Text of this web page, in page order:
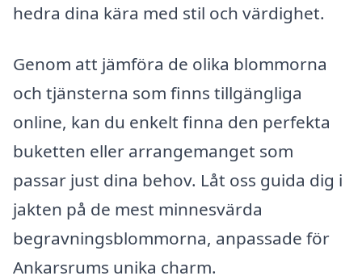
hedra dina kära med stil och värdighet.
Genom att jämföra de olika blommorna
och tjänsterna som finns tillgängliga
online, kan du enkelt finna den perfekta
buketten eller arrangemanget som
passar just dina behov. Låt oss guida dig i
jakten på de mest minnesvärda
begravningsblommorna, anpassade för
Ankarsrums unika charm.